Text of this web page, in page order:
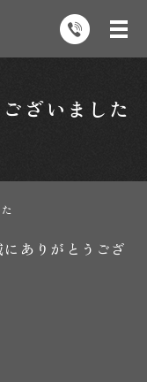
ざいました
ありがとうござ